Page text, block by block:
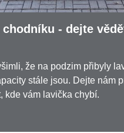
- dejte
že na podzim přibyly
stále jsou. Dejte nám
kde vám lavička chybí.